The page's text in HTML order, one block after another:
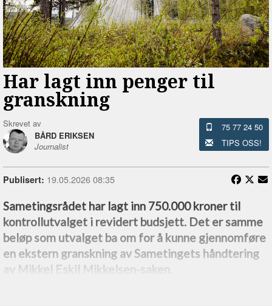
Har lagt inn penger til
granskning
Skrevet av
BÅRD ERIKSEN
Journalist
75 77 24 50
TIPS OSS!
Publisert: 19.05.2026 08:35
Sametingsrådet har lagt inn 750.000 kroner til
kontrollutvalget i revidert budsjett. Det er samme
beløp som utvalget ba om for å kunne gjennomføre
en ekstern granskning av Sametingets håndtering
av Mikkel Eskil Mikkelsen-saken.